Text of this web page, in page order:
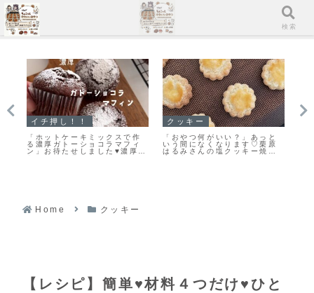
♡栗原
ー焼き
スコーン
手軽に作る♪とっても美味しい
♡見た目もキレイなスコーン
作りのポイントだよ！
クッキー
「何枚食べていい？」うちの
大人気おやつ♡栗原はるみさ
んの塩クッキー♡今日のおや
Home クッキー
【レシピ】簡単♥材料４つだけ♥ひと
メニュー 検索